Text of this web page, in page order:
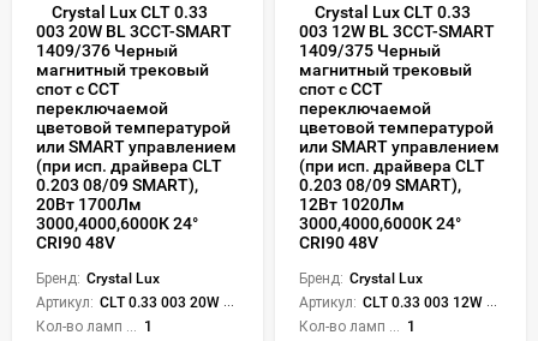
Crystal Lux CLT 0.33
003 20W BL 3CCT-SMART
1409/376 Черный
магнитный трековый
спот с CCT
переключаемой
цветовой температурой
или SMART управлением
(при исп. драйвера CLT
0.203 08/09 SMART),
20Вт 1700Лм
3000,4000,6000К 24°
CRI90 48V
Бренд: Crystal Lux
Артикул: CLT 0.33 003 20W BL 3CCT-SMART
Кол-во ламп или LED: 1
Crystal Lux CLT 0.33
003 12W BL 3CCT-SMART
1409/375 Черный
магнитный трековый
спот с CCT
переключаемой
цветовой температурой
или SMART управлением
(при исп. драйвера CLT
0.203 08/09 SMART),
12Вт 1020Лм
3000,4000,6000К 24°
CRI90 48V
Бренд: Crystal Lux
Артикул: CLT 0.33 003 12W BL 3CCT-SMART
Кол-во ламп или LED: 1